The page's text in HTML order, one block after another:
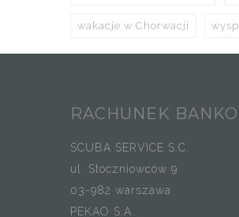
wakacje w Chorwacji
RACHUNEK
SCUBA SERVICE S.C.
ul. Stoczniowców 9
03-982 warszawa
PEKAO S.A.